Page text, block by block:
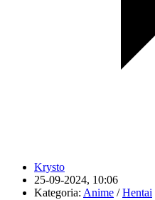
Krysto
25-09-2024, 10:06
Kategoria: Anime /Hentai